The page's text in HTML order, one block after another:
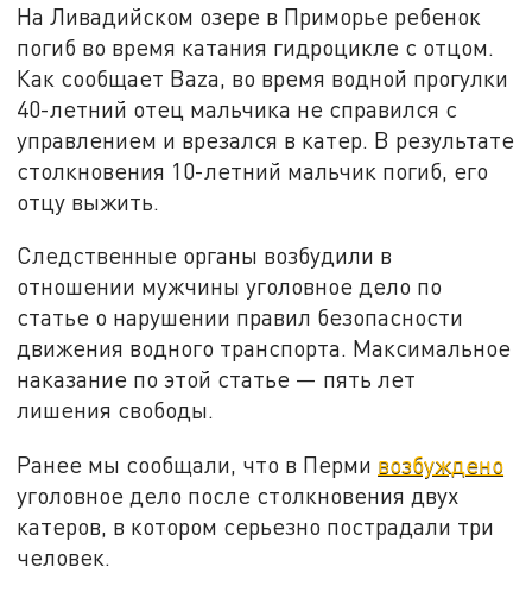
На Ливадийском озере в Приморье ребенок
погиб во время катания гидроцикле с отцом.
Как сообщает Baza, во время водной прогулки
40-летний отец мальчика не справился с
управлением и врезался в катер. В результате
столкновения 10-летний мальчик погиб, его
отцу выжить.
Следственные органы возбудили в
отношении мужчины уголовное дело по
статье о нарушении правил безопасности
движения водного транспорта. Максимальное
наказание по этой статье — пять лет
лишения свободы.
Ранее мы сообщали, что в Перми возбуждено
уголовное дело после столкновения двух
катеров, в котором серьезно пострадали три
человек.